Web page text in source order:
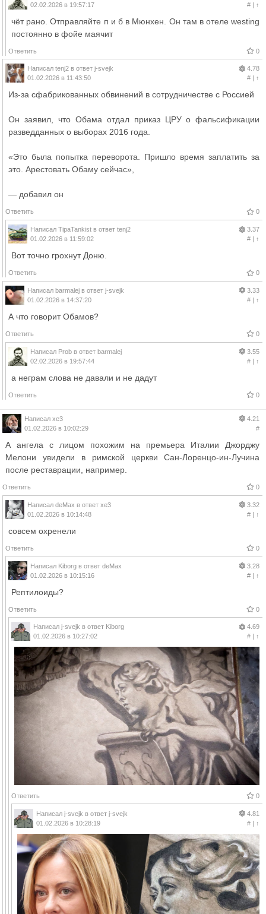
02.02.2026 в 19:57:17
#| ↑
чёт рано. Отправляйте п и б в Мюнхен. Он там в отеле westing
постоянно в фойе маячит
Ответить 0
Написал tenj2 в ответ j-svejk
01.02.2026 в 11:43:50
4.78
#| ↑
Из-за сфабрикованных обвинений в сотрудничестве с Россией
Он заявил, что Обама отдал приказ ЦРУ о фальсификации
разведданных о выборах 2016 года.
«Это была попытка переворота. Пришло время заплатить за
это. Арестовать Обаму сейчас»,
— добавил он
Ответить 0
Написал TipaTankist в ответ tenj2
01.02.2026 в 11:59:02
3.37
#| ↑
Вот точно грохнут Доню.
Ответить 0
Написал barmalej в ответ j-svejk
01.02.2026 в 14:37:20
3.33
#| ↑
А что говорит Обамов?
Ответить 0
Написал Prob в ответ barmalej
02.02.2026 в 19:57:44
3.55
#| ↑
а неграм слова не давали и не дадут
Ответить 0
Написал xe3
01.02.2026 в 10:02:29
4.21
#
А ангела с лицом похожим на премьера Италии Джорджу
Мелони увидели в римской церкви Сан-Лоренцо-ин-Лучина
после реставрации, например.
Ответить 0
Написал deMax в ответ xe3
01.02.2026 в 10:14:48
3.32
#| ↑
совсем охренели
Ответить 0
Написал Kiborg в ответ deMax
01.02.2026 в 10:15:16
3.28
#| ↑
Рептилоиды?
Ответить 0
Написал j-svejk в ответ Kiborg
01.02.2026 в 10:27:02
4.69
#| ↑
Ответить 0
Написал j-svejk в ответ j-svejk
01.02.2026 в 10:28:19
4.81
#| ↑